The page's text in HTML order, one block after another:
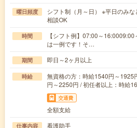
曜日頻度
シフト制（月～日） ※平日のみ
相談OK
時間
【シフト例】07:00～
は一例です！そ…
期間 即日～2ヶ月以上
時給
無資格の方：時給1540円～1925
円～2250円 / 初任者以上：時給
交通費
全額支給
仕事内容
看護助手